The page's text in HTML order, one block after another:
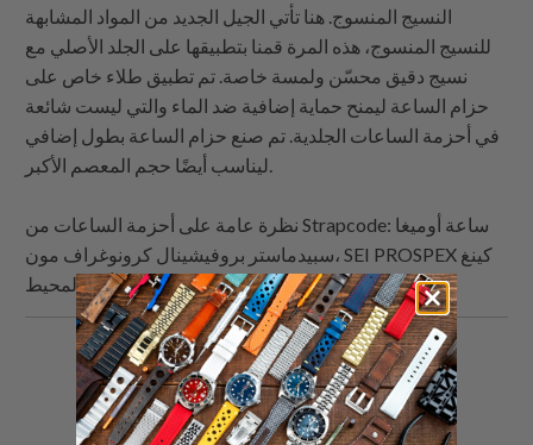
النسيج المنسوج. هنا تأتي الجيل الجديد من المواد المشابهة
للنسيج المنسوج، هذه المرة قمنا بتطبيقها على الجلد الأصلي مع
نسيج دقيق محسّن ولمسة خاصة. تم تطبيق طلاء خاص على
حزام الساعة ليمنح حماية إضافية ضد الماء والتي ليست شائعة
في أحزمة الساعات الجلدية. تم صنع حزام الساعة بطول إضافي
ليناسب أيضًا حجم المعصم الأكبر.
نظرة عامة على أحزمة الساعات منStrapcode: ساعة أوميغا
سبيدماستر بروفيشينال كرونوغراف مون، SEI PROSPEX كينغ
ساموراي - أنقذ المحيط SRPE33K1
شارك
هذا
على
شارك
هذا
على
شارك
هذا
على
البريد
الإلكتروني
هذا